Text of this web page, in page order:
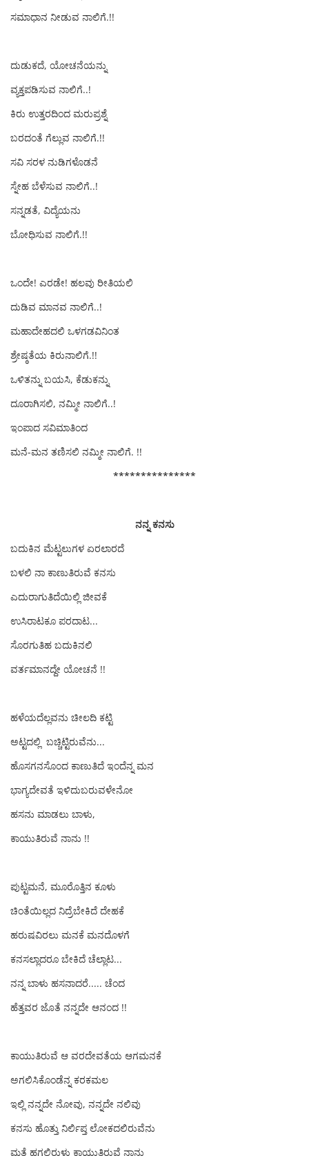
ಸಮಾಧಾನ ನೀಡುವ ನಾಲಿಗೆ.!!
ದುಡುಕದೆ, ಯೋಚನೆಯನ್ನು
ವ್ಯಕ್ತಪಡಿಸುವ ನಾಲಿಗೆ..!
ಕಿರು ಉತ್ತರದಿಂದ ಮರುಪ್ರಶ್ನೆ
ಬರದಂತೆ ಗೆಲ್ಲುವ ನಾಲಿಗೆ.!!
ಸವಿ ಸರಳ ನುಡಿಗಳೊಡನೆ
ಸ್ನೇಹ ಬೆಳೆಸುವ ನಾಲಿಗೆ..!
ಸನ್ನಡತೆ, ವಿದ್ಯೆಯನು
ಬೋಧಿಸುವ ನಾಲಿಗೆ.!!
ಒಂದೇ! ಎರಡೇ! ಹಲವು ರೀತಿಯಲಿ
ದುಡಿವ ಮಾನವ ನಾಲಿಗೆ..!
ಮಹಾದೇಹದಲಿ ಒಳಗಡವಿನಿಂತ
ಶ್ರೇಷ್ಠತೆಯ ಕಿರುನಾಲಿಗೆ.!!
ಒಳಿತನ್ನು ಬಯಸಿ, ಕೆಡುಕನ್ನು
ದೂರಾಗಿಸಲಿ, ನಮ್ಮೀ ನಾಲಿಗೆ..!
ಇಂಪಾದ ಸವಿಮಾತಿಂದ
ಮನೆ-ಮನ ತಣಿಸಲಿ ನಮ್ಮೀ ನಾಲಿಗೆ. !!
***************
ನನ್ನ ಕನಸು
ಬದುಕಿನ ಮೆಟ್ಟಲುಗಳ ಏರಲಾರದೆ
ಬಳಲಿ ನಾ ಕಾಣುತಿರುವೆ ಕನಸು
ಎದುರಾಗುತಿದೆಯಿಲ್ಲಿ ಜೀವಕೆ
ಉಸಿರಾಟಕೂ ಪರದಾಟ...
ಸೊರಗುತಿಹ ಬದುಕಿನಲಿ
ವರ್ತಮಾನದ್ದೇ ಯೋಚನೆ !!
ಹಳೆಯದೆಲ್ಲವನು ಚೀಲದಿ ಕಟ್ಟಿ
ಅಟ್ಟದಲ್ಲಿ ಬಚ್ಚಿಟ್ಟಿರುವೆನು...
ಹೊಸಗನಸೊಂದ ಕಾಣುತಿದೆ ಇಂದೆನ್ನ ಮನ
ಭಾಗ್ಯದೇವತೆ ಇಳಿದುಬರುವಳೇನೋ
ಹಸನು ಮಾಡಲು ಬಾಳು,
ಕಾಯುತಿರುವೆ ನಾನು !!
ಪುಟ್ಟಮನೆ, ಮೂರೊತ್ತಿನ ಕೂಳು
ಚಿಂತೆಯಿಲ್ಲದ ನಿದ್ರೆಬೇಕಿದೆ ದೇಹಕೆ
ಹರುಷವಿರಲು ಮನಕೆ ಮನದೊಳಗೆ
ಕನಸಲ್ಲಾದರೂ ಬೇಕಿದೆ ಚೆಲ್ಲಾಟ...
ನನ್ನ ಬಾಳು ಹಸನಾದರೆ..... ಚೆಂದ
ಹೆತ್ತವರ ಜೊತೆ ನನ್ನದೇ ಆನಂದ !!
ಕಾಯುತಿರುವೆ ಆ ವರದೇವತೆಯ ಆಗಮನಕೆ
ಅಗಲಿಸಿಕೊಂಡೆನ್ನ ಕರಕಮಲ
ಇಲ್ಲಿ ನನ್ನದೇ ನೋವು, ನನ್ನದೇ ನಲಿವು
ಕನಸು ಹೊತ್ತು ನಿರ್ಲಿಪ್ತ ಲೋಕದಲಿರುವೆನು
ಮತ್ತೆ ಹಗಲಿರುಳು ಕಾಯುತಿರುವೆ ನಾನು